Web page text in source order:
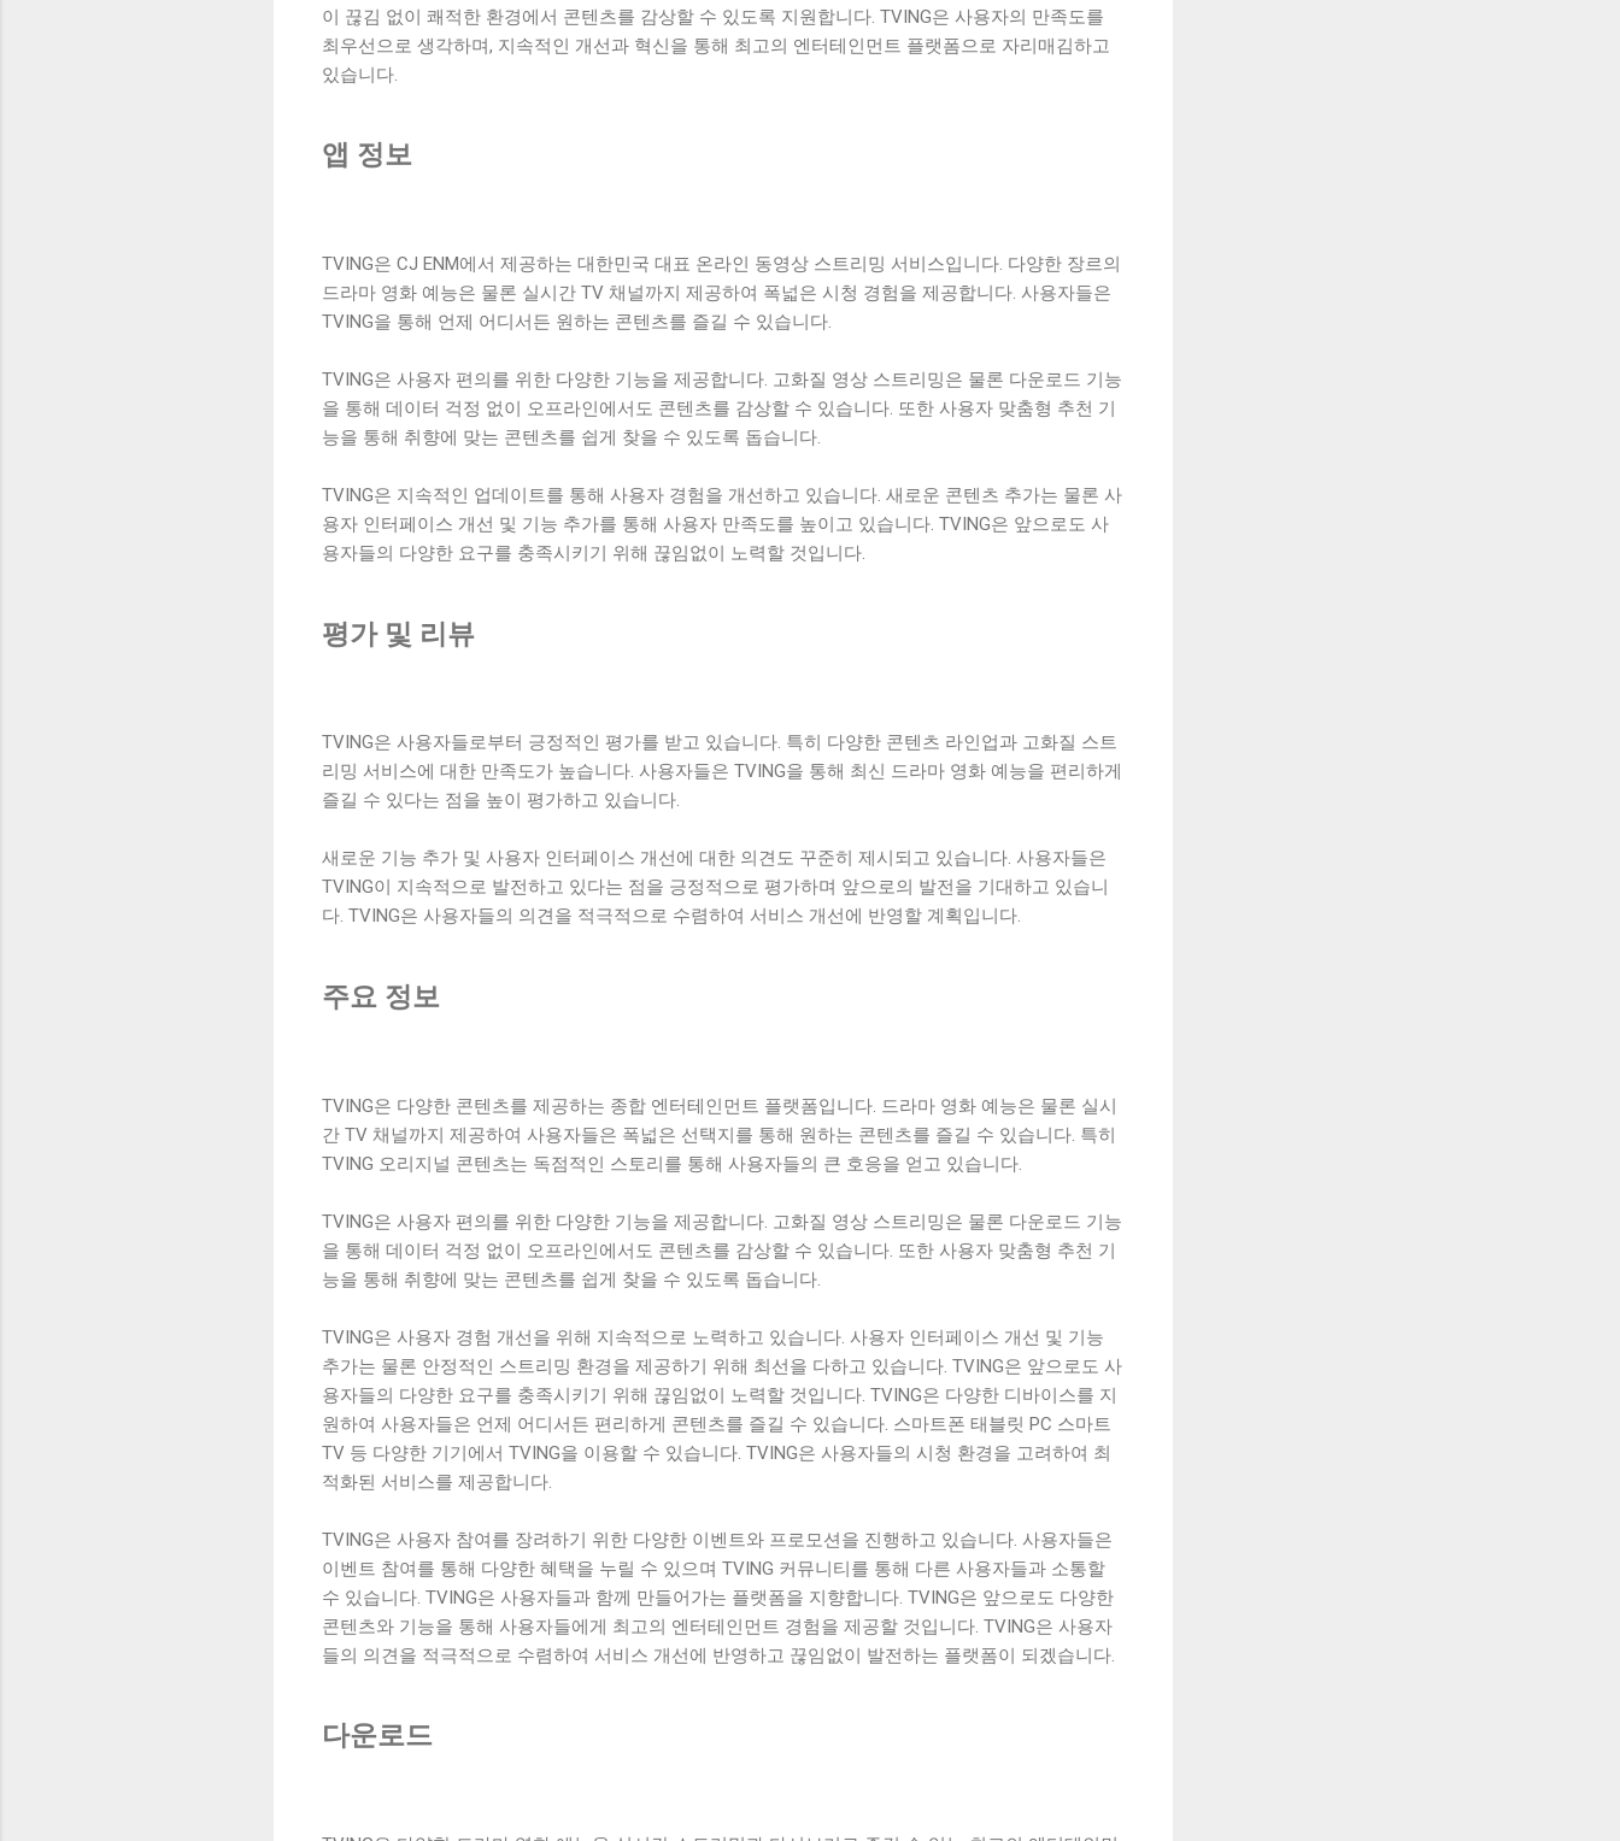
이 끊김 없이 쾌적한 환경에서 콘텐츠를 감상할 수 있도록 지원합니다. TVING은 사용자의 만족도를
최우선으로 생각하며, 지속적인 개선과 혁신을 통해 최고의 엔터테인먼트 플랫폼으로 자리매김하고
있습니다.
앱 정보
TVING은 CJ ENM에서 제공하는 대한민국 대표 온라인 동영상 스트리밍 서비스입니다. 다양한 장르의
드라마 영화 예능은 물론 실시간 TV 채널까지 제공하여 폭넓은 시청 경험을 제공합니다. 사용자들은
TVING을 통해 언제 어디서든 원하는 콘텐츠를 즐길 수 있습니다.
TVING은 사용자 편의를 위한 다양한 기능을 제공합니다. 고화질 영상 스트리밍은 물론 다운로드 기능
을 통해 데이터 걱정 없이 오프라인에서도 콘텐츠를 감상할 수 있습니다. 또한 사용자 맞춤형 추천 기
능을 통해 취향에 맞는 콘텐츠를 쉽게 찾을 수 있도록 돕습니다.
TVING은 지속적인 업데이트를 통해 사용자 경험을 개선하고 있습니다. 새로운 콘텐츠 추가는 물론 사
용자 인터페이스 개선 및 기능 추가를 통해 사용자 만족도를 높이고 있습니다. TVING은 앞으로도 사
용자들의 다양한 요구를 충족시키기 위해 끊임없이 노력할 것입니다.
평가 및 리뷰
TVING은 사용자들로부터 긍정적인 평가를 받고 있습니다. 특히 다양한 콘텐츠 라인업과 고화질 스트
리밍 서비스에 대한 만족도가 높습니다. 사용자들은 TVING을 통해 최신 드라마 영화 예능을 편리하게
즐길 수 있다는 점을 높이 평가하고 있습니다.
새로운 기능 추가 및 사용자 인터페이스 개선에 대한 의견도 꾸준히 제시되고 있습니다. 사용자들은
TVING이 지속적으로 발전하고 있다는 점을 긍정적으로 평가하며 앞으로의 발전을 기대하고 있습니
다. TVING은 사용자들의 의견을 적극적으로 수렴하여 서비스 개선에 반영할 계획입니다.
주요 정보
TVING은 다양한 콘텐츠를 제공하는 종합 엔터테인먼트 플랫폼입니다. 드라마 영화 예능은 물론 실시
간 TV 채널까지 제공하여 사용자들은 폭넓은 선택지를 통해 원하는 콘텐츠를 즐길 수 있습니다. 특히
TVING 오리지널 콘텐츠는 독점적인 스토리를 통해 사용자들의 큰 호응을 얻고 있습니다.
TVING은 사용자 편의를 위한 다양한 기능을 제공합니다. 고화질 영상 스트리밍은 물론 다운로드 기능
을 통해 데이터 걱정 없이 오프라인에서도 콘텐츠를 감상할 수 있습니다. 또한 사용자 맞춤형 추천 기
능을 통해 취향에 맞는 콘텐츠를 쉽게 찾을 수 있도록 돕습니다.
TVING은 사용자 경험 개선을 위해 지속적으로 노력하고 있습니다. 사용자 인터페이스 개선 및 기능
추가는 물론 안정적인 스트리밍 환경을 제공하기 위해 최선을 다하고 있습니다. TVING은 앞으로도 사
용자들의 다양한 요구를 충족시키기 위해 끊임없이 노력할 것입니다. TVING은 다양한 디바이스를 지
원하여 사용자들은 언제 어디서든 편리하게 콘텐츠를 즐길 수 있습니다. 스마트폰 태블릿 PC 스마트
TV 등 다양한 기기에서 TVING을 이용할 수 있습니다. TVING은 사용자들의 시청 환경을 고려하여 최
적화된 서비스를 제공합니다.
TVING은 사용자 참여를 장려하기 위한 다양한 이벤트와 프로모션을 진행하고 있습니다. 사용자들은
이벤트 참여를 통해 다양한 혜택을 누릴 수 있으며 TVING 커뮤니티를 통해 다른 사용자들과 소통할
수 있습니다. TVING은 사용자들과 함께 만들어가는 플랫폼을 지향합니다. TVING은 앞으로도 다양한
콘텐츠와 기능을 통해 사용자들에게 최고의 엔터테인먼트 경험을 제공할 것입니다. TVING은 사용자
들의 의견을 적극적으로 수렴하여 서비스 개선에 반영하고 끊임없이 발전하는 플랫폼이 되겠습니다.
다운로드